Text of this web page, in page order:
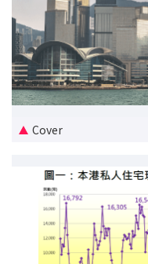
私人貸款
優惠禮遇
新盤優越按揭優惠
中原按揭標籤優惠
按揭工具
按揭計算
Cover